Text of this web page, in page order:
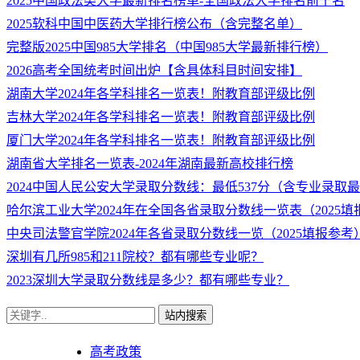
2025软科中国中医药大学排行榜公布（含完整名单）
完整版2025中国985大学排名（中国985大学最新排行榜）
2026高考全国统考时间出炉【含具体科目时间安排】
湖南大学2024年各学科排名一览表！附教育部评级比例
吉林大学2024年各学科排名一览表！附教育部评级比例
厦门大学2024年各学科排名一览表！附教育部评级比例
湖南省大学排名一览表-2024年湖南最新高校排行榜
2024中国人民公安大学录取分数线：最低537分（含专业录取最
哈尔滨工业大学2024年在全国各省录取分数线一览表（2025填
中央司法警官学院2024年各省录取分数线一览（2025填报参考）
深圳有几所985和211院校？都有哪些专业呢？
2023深圳大学录取分数线是多少？都有哪些专业？
站内搜索
高考政策